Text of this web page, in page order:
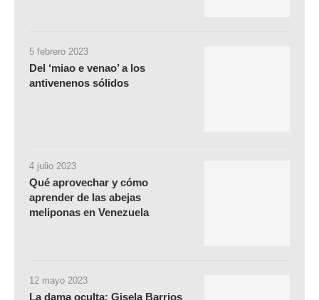
5 febrero 2023
Del ‘miao e venao’ a los
antivenenos sólidos
4 julio 2023
Qué aprovechar y cómo
aprender de las abejas
meliponas en Venezuela
12 mayo 2023
La dama oculta: Gisela Barrios